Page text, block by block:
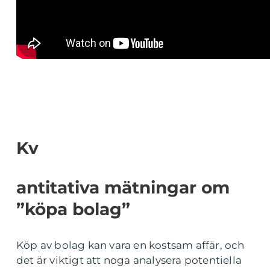
Kv
antitativa mätningar om
”köpa bolag”
Köp av bolag kan vara en kostsam affär, och
det är viktigt att noga analysera potentiella